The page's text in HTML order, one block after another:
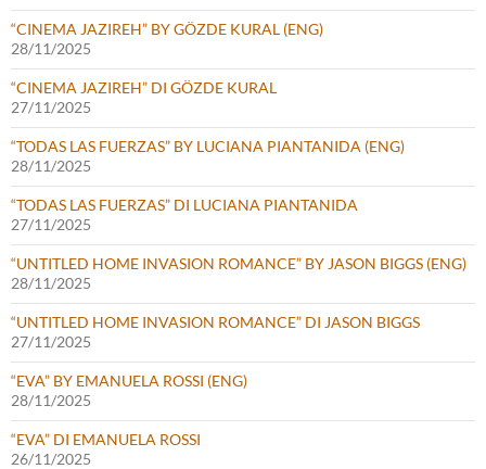
“CINEMA JAZIREH” BY GÖZDE KURAL (ENG)
28/11/2025
“CINEMA JAZIREH” DI GÖZDE KURAL
27/11/2025
“TODAS LAS FUERZAS” BY LUCIANA PIANTANIDA (ENG)
28/11/2025
“TODAS LAS FUERZAS” DI LUCIANA PIANTANIDA
27/11/2025
“UNTITLED HOME INVASION ROMANCE” BY JASON BIGGS (ENG)
28/11/2025
“UNTITLED HOME INVASION ROMANCE” DI JASON BIGGS
27/11/2025
“EVA” BY EMANUELA ROSSI (ENG)
28/11/2025
“EVA” DI EMANUELA ROSSI
26/11/2025